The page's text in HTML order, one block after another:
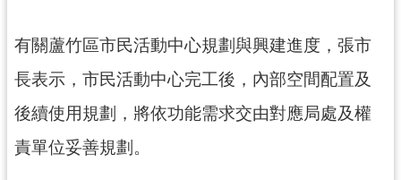
有關蘆竹區市民活動中心規劃與興建進度，張市
長表示，市民活動中心完工後，內部空間配置及
後續使用規劃，將依功能需求交由對應局處及權
責單位妥善規劃。